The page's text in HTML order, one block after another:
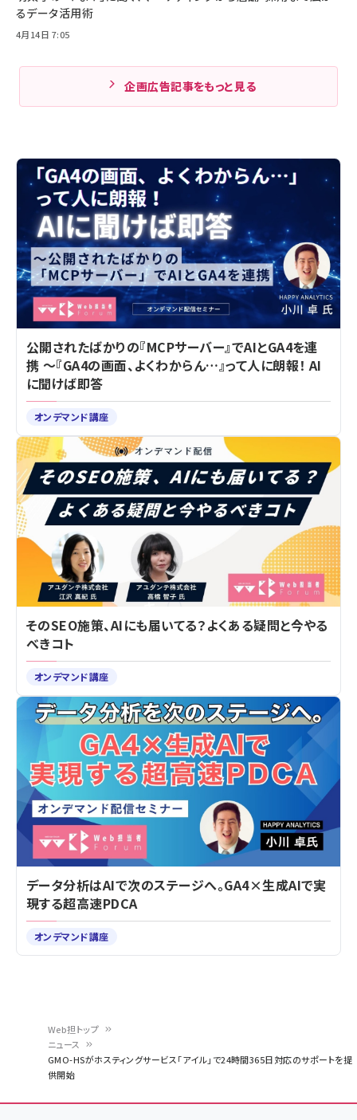
く
Web担トップ
ニュース
GMO-HSがホスティングサービス「アイル」で24時間365日対応のサポートを提
供開始
るデータ活用術
4月14日 7:05
企画広告記事をもっと見る
公開されたばかりの『MCPサーバー』でAIとGA4を連
携 ～『GA4の画面、よくわからん…』って人に朗報！ AI
に聞けば即答
オンデマンド講座
そのSEO施策、AIにも届いてる？よくある疑問と今やる
べきコト
オンデマンド講座
データ分析はAIで次のステージへ。GA4×生成AIで実
現する超高速PDCA
オンデマンド講座